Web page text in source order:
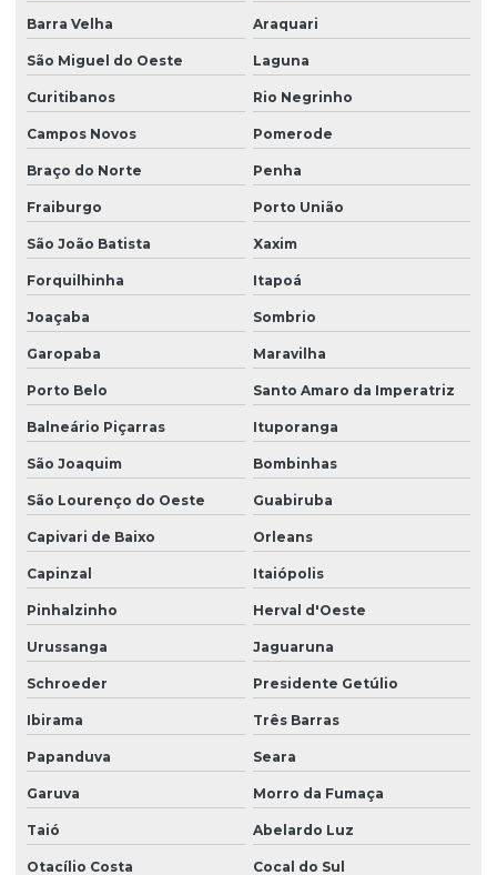
Projeto estrutural de edifícios de concreto armado
Projeto estrutural para empresas de construção
Projeto estrutural de escada
Projeto estrutural de fundação
Projeto estrutural de galpão
Projeto estrutural de galpão em concreto armado
Projeto estrutural de piscina
Projeto estrutural de piscina em concreto armado
Projeto estrutural em sc
Projeto estrutural de sobrado
Projeto de estruturas em concreto armado
Projeto de estruturas protendidas para empresas
Projeto executivo de fundação
Projeto executivo hidrossanitário
Projeto de fundação
Projeto fundação de casa
Projeto de fundação estacas
Projeto de fundação para sobrado
Barra Velha Araquari
São Miguel do Oeste Laguna
Curitibanos Rio Negrinho
Campos Novos Pomerode
Braço do Norte Penha
Fraiburgo Porto União
São João Batista Xaxim
Forquilhinha Itapoá
Joaçaba Sombrio
Garopaba Maravilha
Porto Belo Santo Amaro da Imperatriz
Balneário Piçarras Ituporanga
São Joaquim Bombinhas
São Lourenço do Oeste Guabiruba
Capivari de Baixo Orleans
Capinzal Itaiópolis
Pinhalzinho Herval d'Oeste
Urussanga Jaguaruna
Schroeder Presidente Getúlio
Ibirama Três Barras
Papanduva Seara
Garuva Morro da Fumaça
Taió Abelardo Luz
Otacílio Costa Cocal do Sul